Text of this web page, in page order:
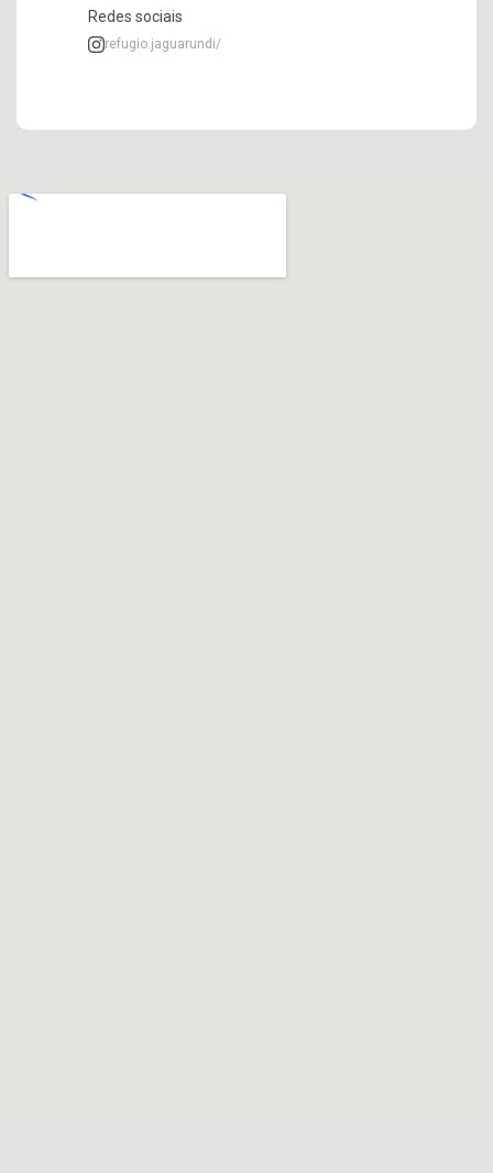
Redes sociais
refugio.jaguarundi/